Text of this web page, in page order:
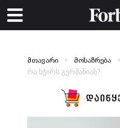
მთავარი მოსაზრება
რა სჭირს გერმანიას?